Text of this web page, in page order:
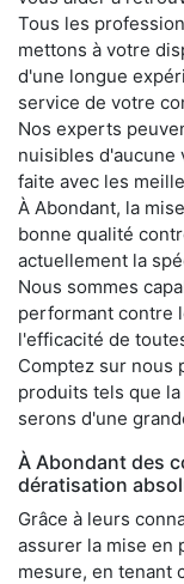
Tous les
mettons à votre
d'une longue
service de votre
Nos experts
nuisibles d'aucune
faite avec les
À Abondant, la
bonne qualité
actuellement la
Nous sommes
performant contre
l'efficacité de
Comptez sur nous
produits tels que
serons d'une
À Abondant des
dératisation
Grâce à leurs
assurer la mise en
mesure, en tenant